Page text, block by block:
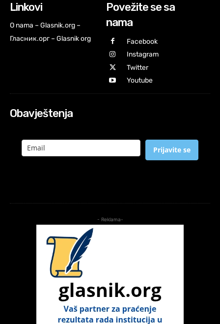
Linkovi
O nama – Glasnik.org –
Гласник.орг – Glasnik org
Povežite se sa
nama
Facebook
Instagram
Twitter
Youtube
Obavještenja
Prijavite se
- Reklama-